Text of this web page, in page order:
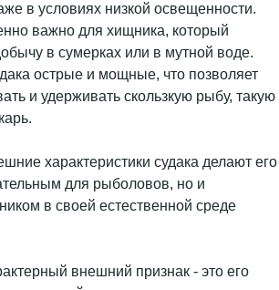
в условиях низкой освещенности.
важно для хищника, который
в сумерках или в мутной воде.
острые и мощные, что позволяет
и удерживать скользкую рыбу, такую
характеристики судака делают его
для рыболовов, но и
в своей естественной среде